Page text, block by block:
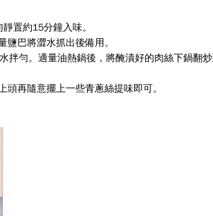
靜置約15分鐘入味。
巴將澀水抓出後備用。
拌勻。 適量油熱鍋後，將醃漬好的肉絲下鍋翻炒
再隨意擺上一些青蔥絲提味即可。